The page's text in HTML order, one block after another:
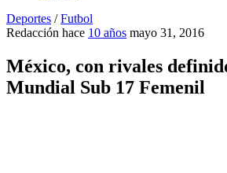
Deportes /Futbol
Redacción hace 10 años mayo 31, 2016
México, con rivales
Mundial Sub 17 Femenil